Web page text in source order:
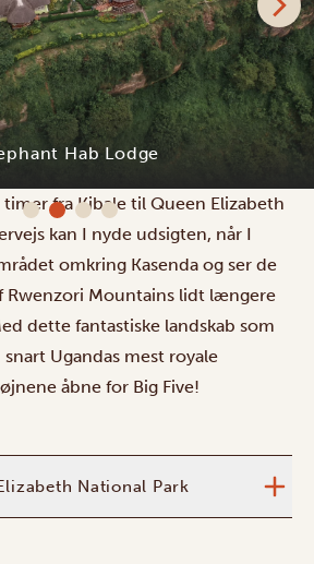
Hab Lodge
timer fra Kibale til Queen Elizabeth
kan I nyde udsigten, når I
omkring Kasenda og ser de
Mountains lidt længere
dette fantastiske landskab som
Ugandas mest royale
åbne for Big Five!
National Park